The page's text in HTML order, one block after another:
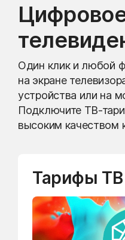
Один клик и любой
на экране
устройства или на
Подключите ТВ-
высоким качеством
Тарифы ТВ